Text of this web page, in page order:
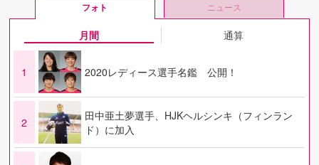
フォト ニュース
月間 通算
1 2020レディース選手名鑑 公開！
2
田中亜土夢選手、HJKヘルシンキ（フィンラン
ド）に加入